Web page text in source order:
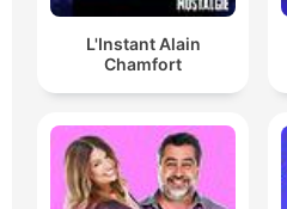
L'Instant Alain
Chamfort